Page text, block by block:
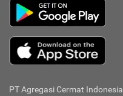
PT Agregasi Cermat Indonesia